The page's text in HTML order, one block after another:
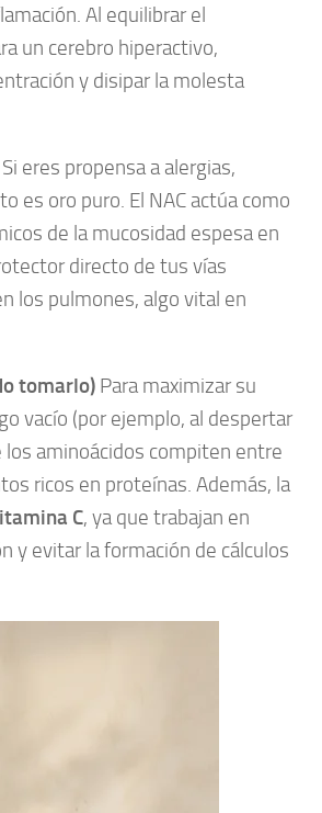
Al equilibrar el
un cerebro hiperactivo,
y disipar la molesta
Si eres propensa a alergias,
es oro puro. El NAC actúa como
de la mucosidad espesa en
directo de tus vías
los pulmones, algo vital en
tomarlo) Para maximizar su
vacío (por ejemplo, al despertar
aminoácidos compiten entre
ricos en proteínas. Además, la
C, ya que trabajan en
y evitar la formación de cálculos